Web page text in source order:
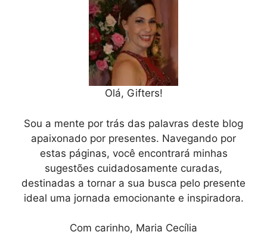
Olá, Gifters!
Sou a mente por trás das palavras deste blog
apaixonado por presentes. Navegando por
estas páginas, você encontrará minhas
sugestões cuidadosamente curadas,
destinadas a tornar a sua busca pelo presente
ideal uma jornada emocionante e inspiradora.
Com carinho, Maria Cecília